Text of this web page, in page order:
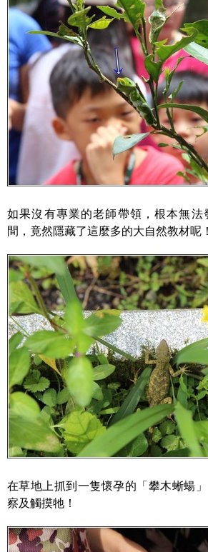
如果沒有專業的老師帶領，根本無法
間，竟然隱藏了這麼多的大自然教材呢！
在草地上抓到一隻懷孕的「攀木蜥蝪
察及觸摸牠！